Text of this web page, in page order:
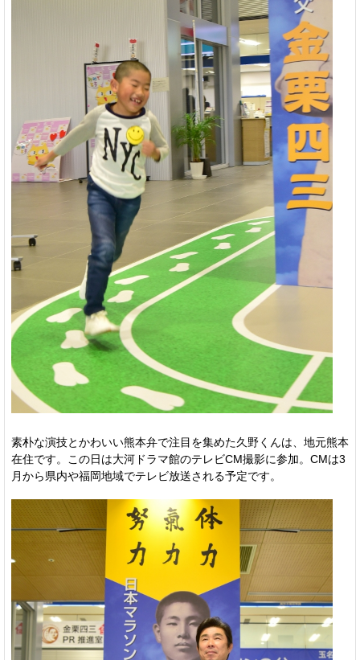
素朴な演技とかわいい熊本弁で注目を集めた久野くんは、地元熊本
在住です。この日は大河ドラマ館のテレビCM撮影に参加。CMは3
月から県内や福岡地域でテレビ放送される予定です。